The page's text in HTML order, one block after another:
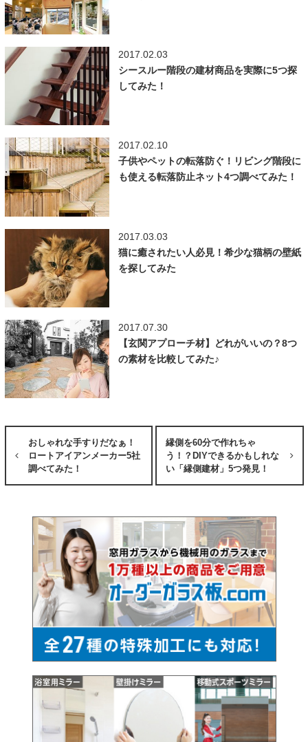
2017.02.03
シースルー階段の建材商品を実際に5つ探
してみた！
2017.02.10
子供やペットの転落防ぐ！リビング階段に
も使える転落防止ネット4つ調べてみた！
2017.03.03
猫に癒されたい人必見！希少な猫柄の壁紙
を探してみた
2017.07.30
【玄関アプローチ材】どれがいいの？8つ
の素材を比較してみた♪
おしゃれな手すりだなぁ！
ロートアイアンメーカー5社
調べてみた！
縁側を60分で作れちゃ
う！？DIYできるかもしれな
い「縁側建材」5つ発見！